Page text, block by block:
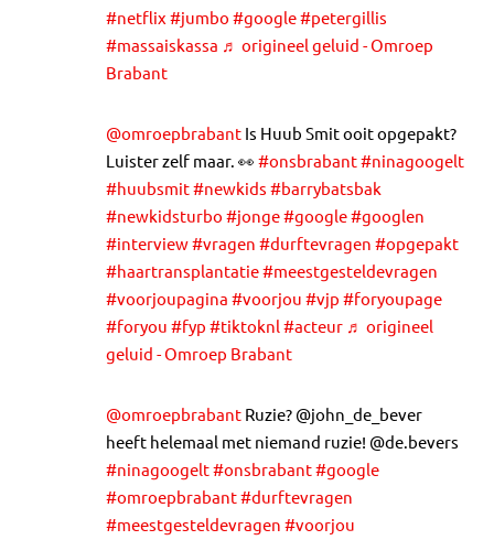
#netflix #jumbo #google#petergillis
#massaiskassa ♬ origineel geluid - Omroep
Brabant
@omroepbrabant Is Huub Smit ooit opgepakt?
Luister zelf maar. 👀 #onsbrabant#ninagoogelt
#huubsmit#newkids #barrybatsbak
#newkidsturbo #jonge#google#googlen
#interview#vragen #durftevragen #opgepakt
#haartransplantatie#meestgesteldevragen
#voorjoupagina #voorjou #vjp #foryoupage
#foryou #fyp #tiktoknl #acteur ♬ origineel
geluid - Omroep Brabant
@omroepbrabant Ruzie? @john_de_bever
heeft helemaal met niemand ruzie! @de.bevers
#ninagoogelt#onsbrabant#google
#omroepbrabant#durftevragen
#meestgesteldevragen #voorjou